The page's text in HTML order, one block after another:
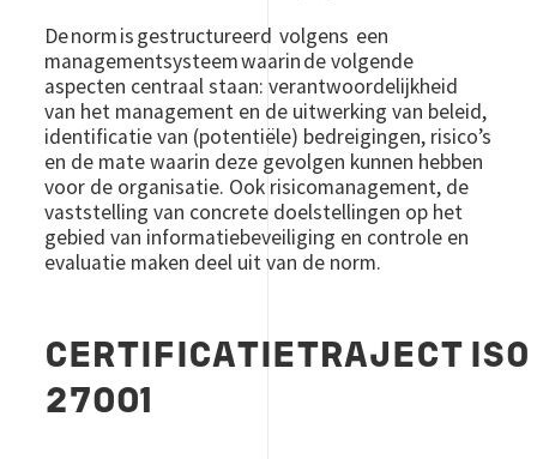
De norm is gestructureerd volgens een
managementsysteem waarin de volgende
aspecten centraal staan: verantwoordelijkheid
van het management en de uitwerking van beleid,
identificatie van (potentiële) bedreigingen, risico’s
en de mate waarin deze gevolgen kunnen hebben
voor de organisatie. Ook risicomanagement, de
vaststelling van concrete doelstellingen op het
gebied van informatiebeveiliging en controle en
evaluatie maken deel uit van de norm.
CERTIFICATIETRAJECT ISO
27001